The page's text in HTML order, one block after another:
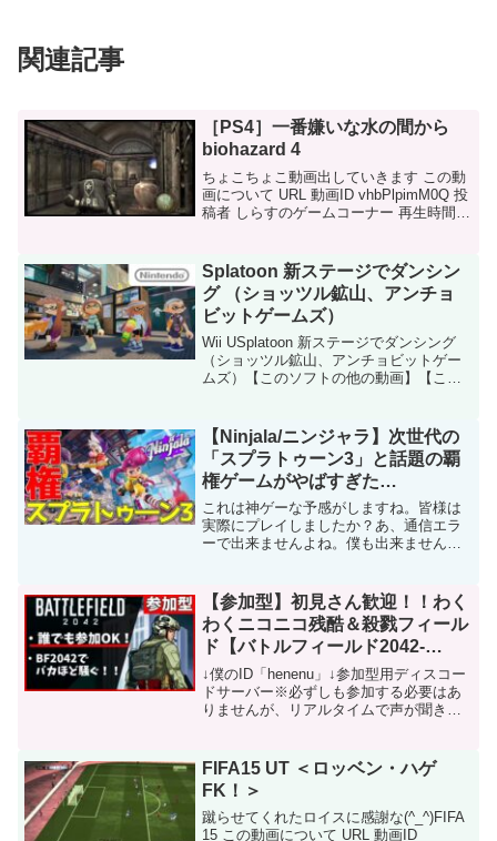
関連記事
［PS4］一番嫌いな水の間から
biohazard 4
ちょこちょこ動画出していきます この動
画について URL 動画ID vhbPlpimM0Q 投
稿者 しらすのゲームコーナー 再生時間
Splatoon 新ステージでダンシン
グ （ショッツル鉱山、アンチョ
ビットゲームズ）
Wii USplatoon 新ステージでダンシング
（ショッツル鉱山、アンチョビットゲー
ムズ）【このソフトの他の動画】【この
す。視聴環境・方法につきましては以...
【Ninjala/ニンジャラ】次世代の
「スプラトゥーン3」と話題の覇
権ゲームがやばすぎた
【NARUTO/ナルト】
これは神ゲーな予感がしますね。皆様は
実際にプレイしましたか？あ、通信エラ
ーで出来ませんよね。僕も出来ませんで
録】【グループチャンネル】【Twitter】
【Twitterサ...
【参加型】初見さん歓迎！！わく
わくニコニコ残酷＆殺戮フィール
ド【バトルフィールド2042-
BF2042実況:配信】
↓僕のID「henenu」↓参加型用ディスコー
ドサーバー※必ずしも参加する必要はあ
りませんが、リアルタイムで声が聞きた
ーーーーーーーーーーーーーーーーーー
ーーーーーーー...
FIFA15 UT ＜ロッベン・ハゲ
FK！＞
蹴らせてくれたロイスに感謝な(^_^)FIFA
15 この動画について URL 動画ID